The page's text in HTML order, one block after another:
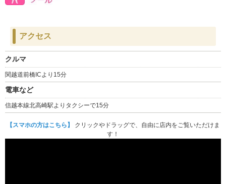
アクセス
クルマ
関越道前橋ICより15分
電車など
信越本線北高崎駅よりタクシーで15分
【スマホの方はこちら】
クリックやドラッグで、自由に店内をご覧いただけま
す！